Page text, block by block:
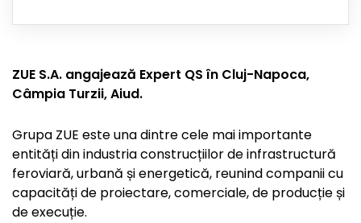
ZUE S.A. angajează Expert QS în Cluj-Napoca,
Câmpia Turzii, Aiud.
Grupa ZUE este una dintre cele mai importante
entități din industria construcțiilor de infrastructură
feroviară, urbană și energetică, reunind companii cu
capacități de proiectare, comerciale, de producție și
de execuție.